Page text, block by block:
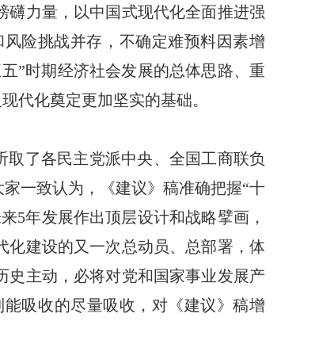
礴力量，以中国式现代化全面推进强
险挑战并存，不确定难预料因素增
”时期经济社会发展的总体思路、重
代化奠定更加坚实的基础。
了各民主党派中央、全国工商联负
一致认为，《建议》稿准确把握“十
5年发展作出顶层设计和战略擘画，
化建设的又一次总动员、总部署，体
史主动，必将对党和国家事业发展产
吸收的尽量吸收，对《建议》稿增